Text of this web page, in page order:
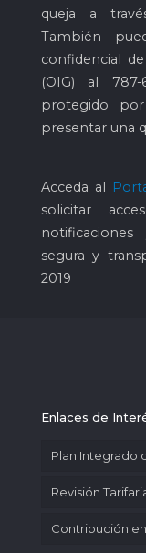
queja a
También
confidencial
(OIG) al 787-
protegido
presentar una
Acceda al
solicitar
segura y
2019
Enlaces de
Plan Integrado
Revisión
Contribución